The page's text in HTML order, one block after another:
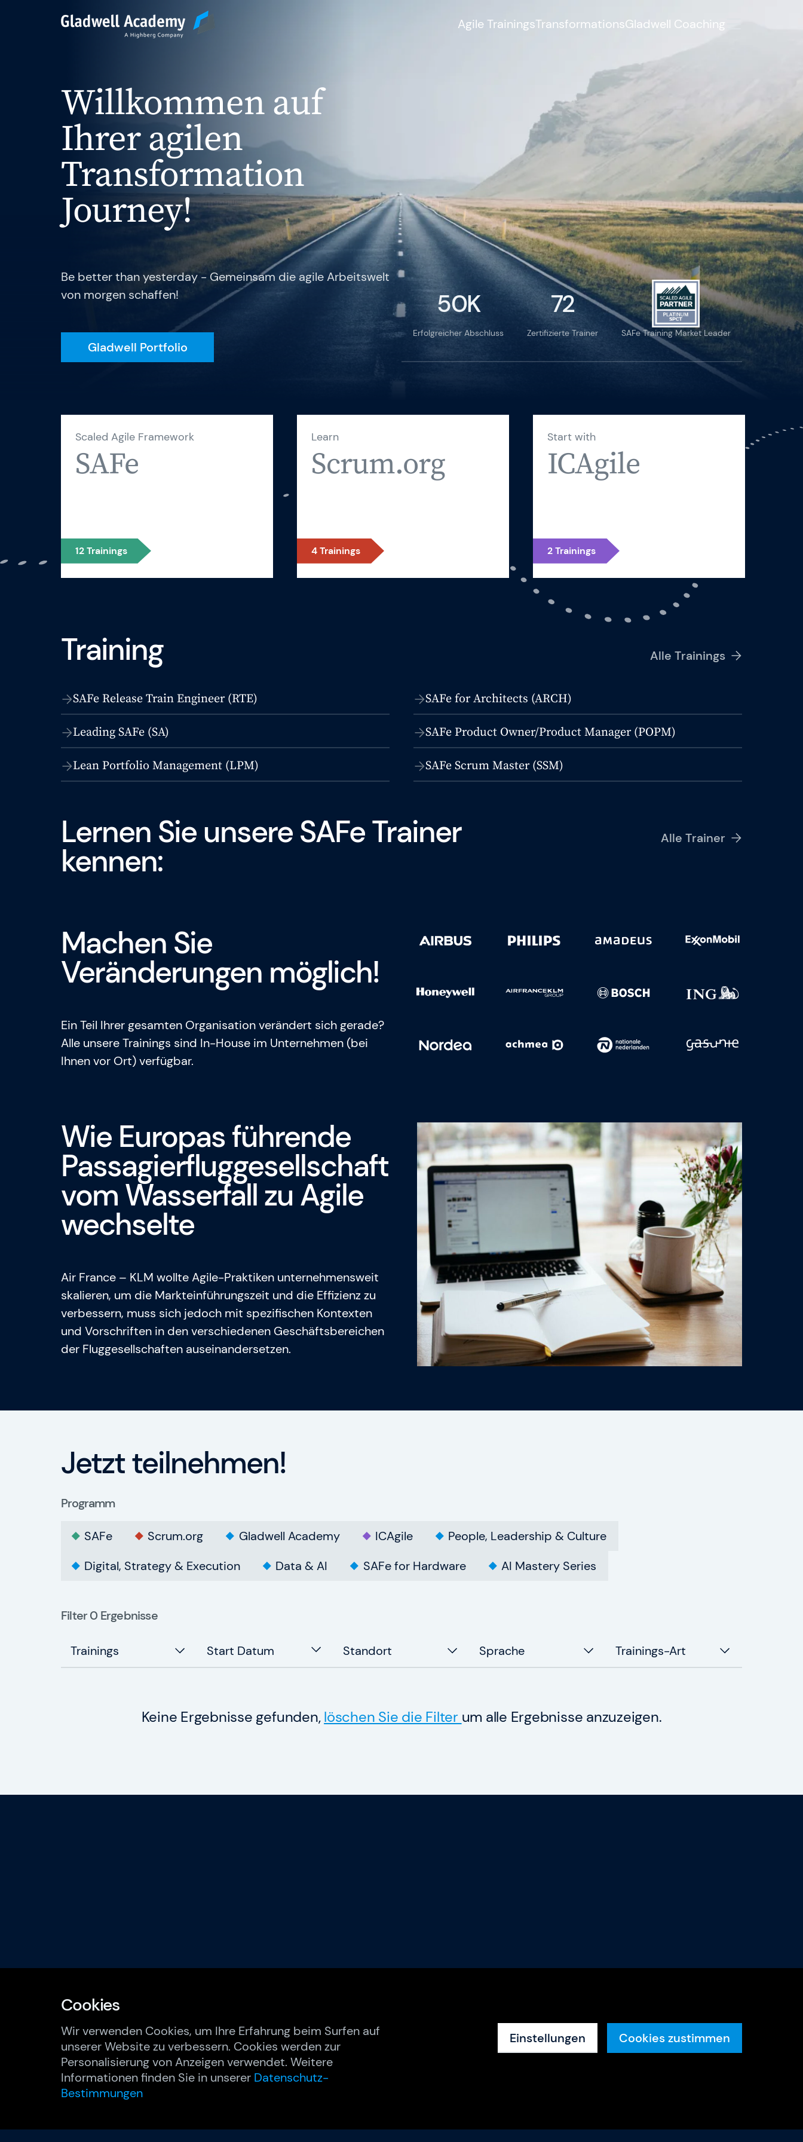
Agile TrainingsTransformationsGladwell Coaching
Agile Trainings
Transformation Journeys
Gladwell Coaching
Trainer & Coaches
Gladwell Academy
Knowledge Hub
Sie benötigen weitere Informationen oder haben
Unser Training & Development Manager Jonas Weigel
hilft Ihnen gerne weiter.
SAFe 6.0
Kontakt
Karriere
Allgemeine Geschäftsbedingungen
FAQ
Willkommen auf
Ihrer agilen
Transformation
Journey!
Be better than yesterday - Gemeinsam die agile Arbeitswelt
von morgen schaffen!
Gladwell Portfolio
50K
Erfolgreicher Abschluss
72
Zertifizierte Trainer SAFe Training Market Leader
Scaled Agile Framework
SAFe
12Trainings
Learn
Scrum.org
4Trainings
Start with
ICAgile
2Trainings
Training Alle Trainings
SAFe Release Train Engineer (RTE)
Leading SAFe (SA)
Lean Portfolio Management (LPM)
SAFe for Architects (ARCH)
SAFe Product Owner/Product Manager (POPM)
SAFe Scrum Master (SSM)
Lernen Sie unsere SAFe Trainer
kennen:
Alle Trainer
Machen Sie
Veränderungen möglich!
Ein Teil Ihrer gesamten Organisation verändert sich gerade?
Alle unsere Trainings sind In-House im Unternehmen (bei
Ihnen vor Ort) verfügbar.
Wie Europas führende
Passagierfluggesellschaft
vom Wasserfall zu Agile
wechselte
Air France – KLM wollte Agile-Praktiken unternehmensweit
skalieren, um die Markteinführungszeit und die Effizienz zu
verbessern, muss sich jedoch mit spezifischen Kontexten
und Vorschriften in den verschiedenen Geschäftsbereichen
der Fluggesellschaften auseinandersetzen.
Jetzt teilnehmen!
Programm
SAFe Scrum.org Gladwell Academy ICAgile
People, Leadership & Culture
Digital, Strategy & Execution
Data & AI SAFe for Hardware AI Mastery Series
Filter 0 Ergebnisse
Trainings Start Datum Standort Sprache Trainings-Art
Keine Ergebnisse gefunden,löschen Sie die Filter um alle Ergebnisse anzuzeigen.
Cookies
Wir verwenden Cookies, um Ihre Erfahrung beim Surfen auf
unserer Website zu verbessern. Cookies werden zur
Personalisierung von Anzeigen verwendet. Weitere
Informationen finden Sie in unserer Datenschutz-
Bestimmungen
Einstellungen Cookies zustimmen